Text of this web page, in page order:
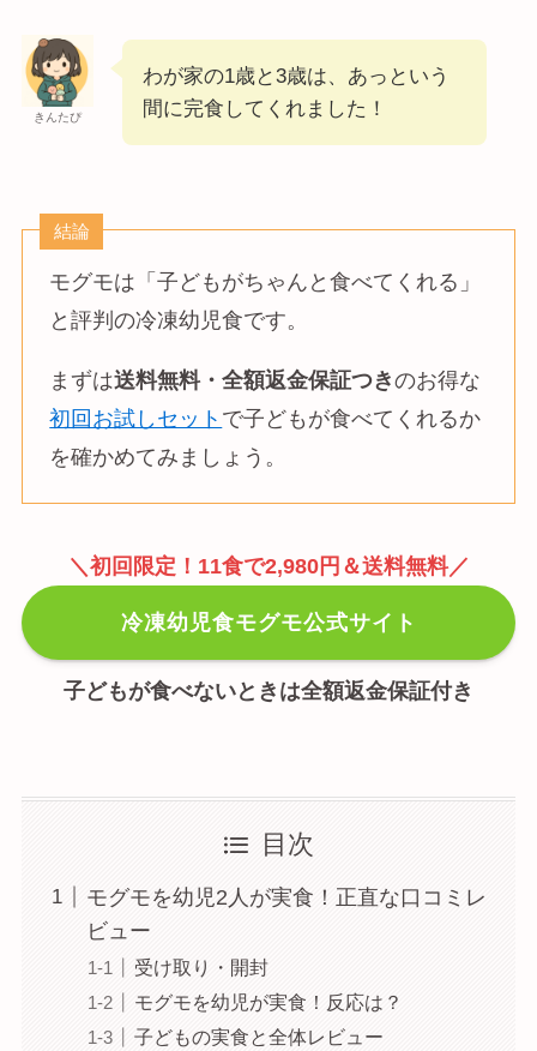
きんたぴ
わが家の1歳と3歳は、あっという
間に完食してくれました！
結論
モグモは「子どもがちゃんと食べてくれる」
と評判の冷凍幼児食です。
まずは送料無料・全額返金保証つきのお得な
初回お試しセット で子どもが食べてくれるか
を確かめてみましょう。
＼初回限定！11食で2,980円＆送料無料／
冷凍幼児食モグモ公式サイト
子どもが食べないときは全額返金保証付き
目次
モグモを幼児2人が実食！正直な口コミレ
ビュー
受け取り・開封
モグモを幼児が実食！反応は？
子どもの実食と全体レビュー